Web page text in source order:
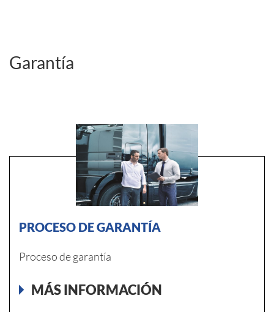
Garantía
PROCESO DE GARANTÍA
Proceso de garantía
MÁS INFORMACIÓN